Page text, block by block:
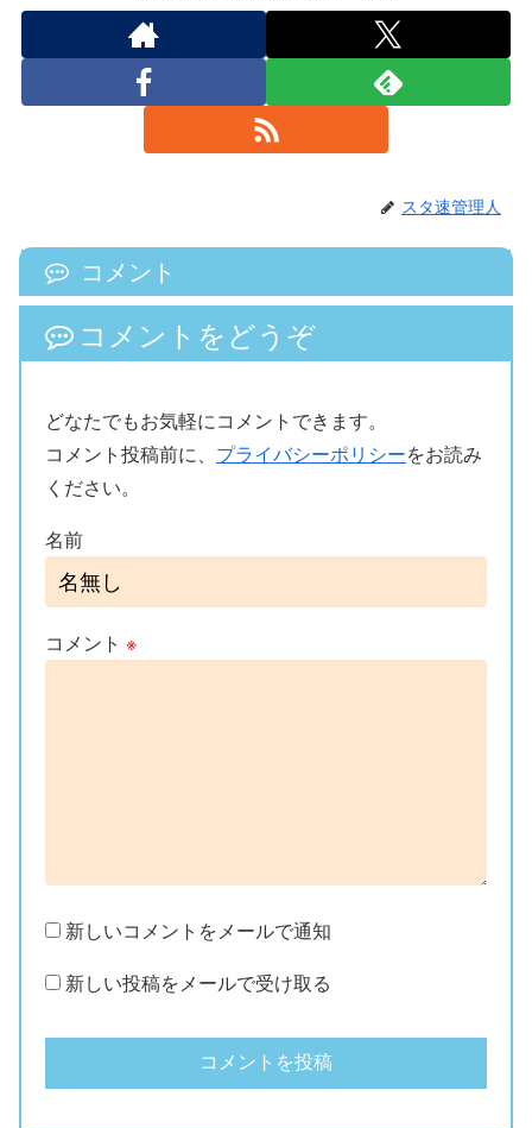
スタ速管理人
コメント
コメントをどうぞ
どなたでもお気軽にコメントできます。
コメント投稿前に、 プライバシーポリシーをお読み
ください。
名前
コメント ※
新しいコメントをメールで通知
新しい投稿をメールで受け取る